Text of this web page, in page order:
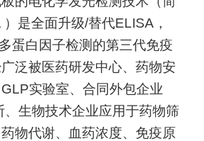
是全面升级/替代ELISA，
蛋白因子检测的第三代免疫
泛被医药研发中心、药物安
实验室、合同外包企业
、生物技术企业应用于药物筛
物代谢、血药浓度、免疫原